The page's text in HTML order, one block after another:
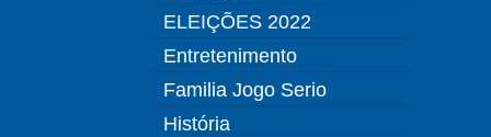
ELEIÇÕES 2022
Entretenimento
Familia Jogo Serio
História